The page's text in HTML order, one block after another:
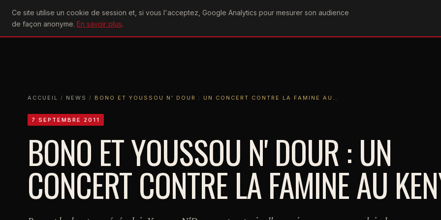
Ce site utilise un cookie de session et, si vous l'acceptez, Google Analytics pour mesurer son audience
de façon anonyme. En savoir plus.
U2achtung
ACCUEIL
ACTU CONCERTS DISCOGRAPHIEPAROLESVIDÉOGRAPHIEFORUMS
ACCUEIL / NEWS / BONO ET YOUSSOU N' DOUR : UN CONCERT CONTRE LA FAMINE AU…
7 SEPTEMBRE 2011
BONO ET YOUSSOU N' DOUR : UN
CONCERT CONTRE LA FAMINE AU